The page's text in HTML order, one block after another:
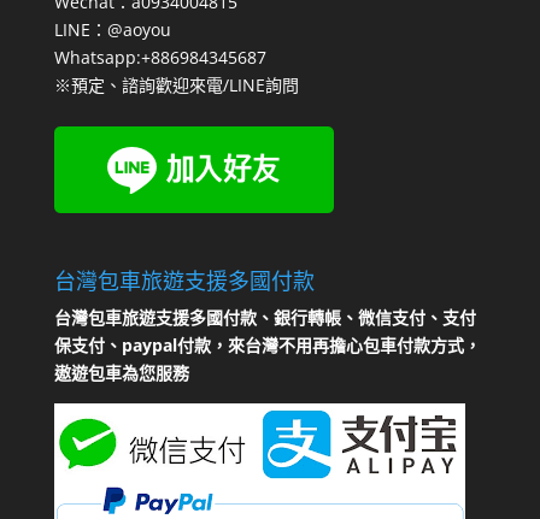
LINE：@aoyou
Whatsapp:+886984345687
※預定、諮詢歡迎來電/LINE詢問
台灣包車旅遊支援多國付款
台灣包車旅遊支援多國付款、銀行轉帳、微信支付、支付
保支付、paypal付款，來台灣不用再擔心包車付款方式，
遨遊包車為您服務